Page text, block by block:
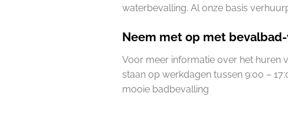
waterbevalling. Al onze basis
Neem met op met
Voor meer informatie over het huren
staan op werkdagen tussen 9:00 –
mooie badbevalling